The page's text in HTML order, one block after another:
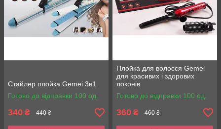
Стайлер плойка Gemei 3в1
Готово до відправки 100 од.
340 ₴ 440 ₴
Плойка для волосся Gemei
для красивих і здорових
локонів
Готово до відправки 100 од.
360 ₴ 460 ₴